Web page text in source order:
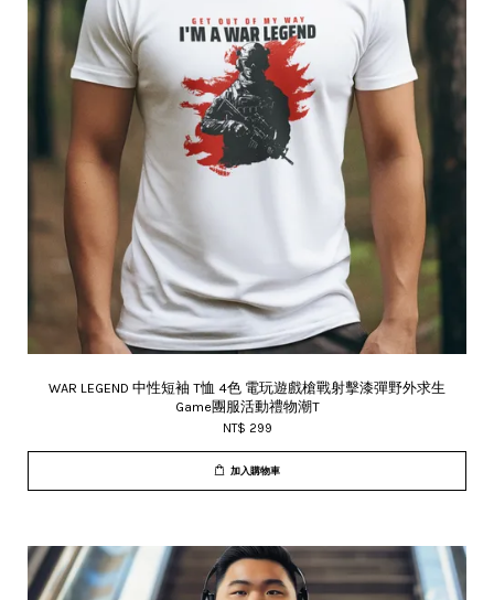
WAR LEGEND 中性短袖 T恤 4色 電玩遊戲槍戰射擊漆彈野外求生
Game團服活動禮物潮T
NT$ 299
加入購物車